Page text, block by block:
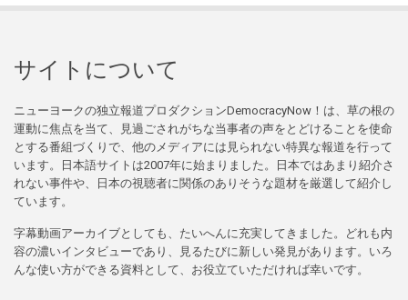
サイトについて
ニューヨークの独立報道プロダクションDemocracyNow！は、草の根の
運動に焦点を当て、見過ごされがちな当事者の声をとどけることを使命
とする番組づくりで、他のメディアには見られない特異な報道を行って
います。日本語サイトは2007年に始まりました。日本ではあまり紹介さ
れない事件や、日本の視聴者に関係のありそうな題材を厳選して紹介し
ています。
字幕動画アーカイブとしても、たいへんに充実してきました。どれも内
容の濃いインタビューであり、見るたびに新しい発見があります。いろ
んな使い方ができる資料として、お役立ていただければ幸いです。